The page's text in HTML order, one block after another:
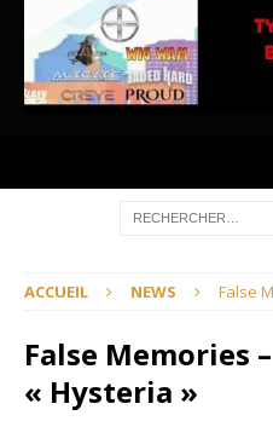
ACCUEIL NEWS False
False Memories
« Hysteria »